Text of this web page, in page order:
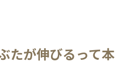
たが伸びるって本